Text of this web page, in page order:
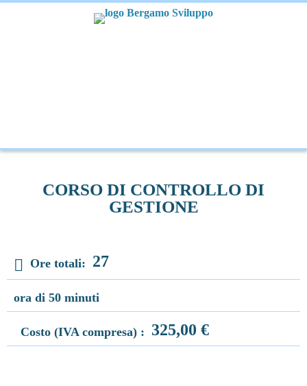
CORSO DI CONTROLLO DI
GESTIONE
Ore totali: 27
ora di 50 minuti
Costo (IVA compresa) : 325,00 €